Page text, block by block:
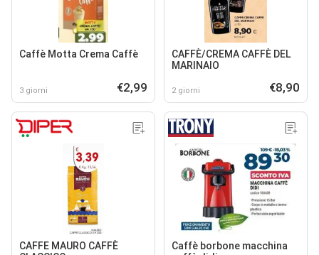
Caffè Motta Crema Caffè
3 giorni €2,99
CAFFÈ/CREMA CAFFÈ DEL
MARINAIO
2 giorni €8,90
CAFFE MAURO CAFFÈ
Caffè borbone macchina